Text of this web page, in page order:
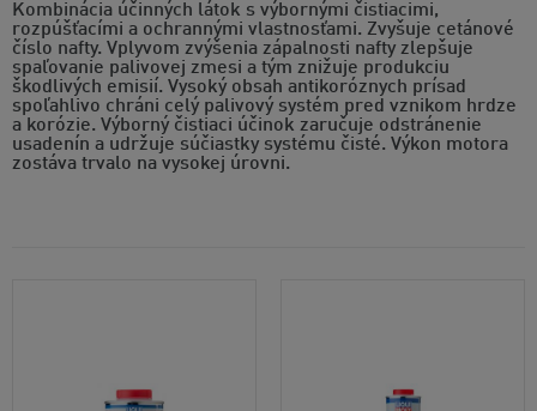
Kombinácia účinných látok s výbornými čistiacimi,
rozpúšťacími a ochrannými vlastnosťami. Zvyšuje cetánové
číslo nafty. Vplyvom zvýšenia zápalnosti nafty zlepšuje
spaľovanie palivovej zmesi a tým znižuje produkciu
škodlivých emisií. Vysoký obsah antikoróznych prísad
spoľahlivo chráni celý palivový systém pred vznikom hrdze
a korózie. Výborný čistiaci účinok zaručuje odstránenie
usadenín a udržuje súčiastky systému čisté. Výkon motora
zostáva trvalo na vysokej úrovni.